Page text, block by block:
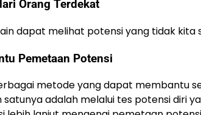
Orang Terdekat
dapat melihat potensi yang tidak kita
Pemetaan Potensi
metode yang dapat membantu
satunya adalah melalui tes potensi diri